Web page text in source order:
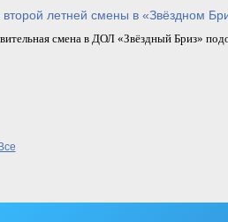
летней смены в «Звёздном
смена в ДОЛ «Звёздный Бриз»
Все